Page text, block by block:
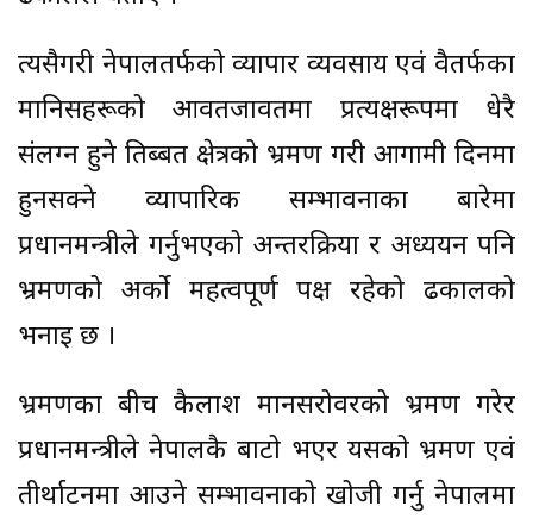
त्यसैगरी नेपालतर्फको व्यापार व्यवसाय एवं दुवैतर्फका
मानिसहरूको आवतजावतमा प्रत्यक्षरूपमा धेरै
संलग्न हुने तिब्बत क्षेत्रको भ्रमण गरी आगामी दिनमा
हुनसक्ने व्यापारिक सम्भावनाका बारेमा
प्रधानमन्त्रीले गर्नुभएको अन्तरक्रिया र अध्ययन पनि
भ्रमणको अर्काे महत्वपूर्ण पक्ष रहेको ढकालको
भनाइ छ ।
भ्रमणका बीच कैलाश मानसरोवरको भ्रमण गरेर
प्रधानमन्त्रीले नेपालकै बाटो भएर यसको भ्रमण एवं
तीर्थाटनमा आउने सम्भावनाको खोजी गर्नु नेपालमा